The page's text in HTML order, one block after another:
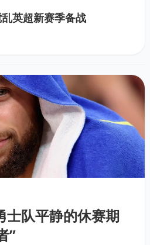
英超新赛季备战
士队平静的休赛期
”